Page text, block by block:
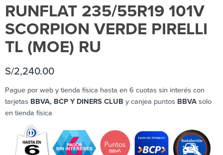
RUNFLAT 235/55R19 101V
SCORPION VERDE PIRELLI
TL (MOE) RU
S/2,240.00
Pague por web y tienda física hasta en 6 cuotas sin interés con
tarjetas BBVA, BCP Y DINERS CLUB y canjea puntos BBVA solo
en tienda física